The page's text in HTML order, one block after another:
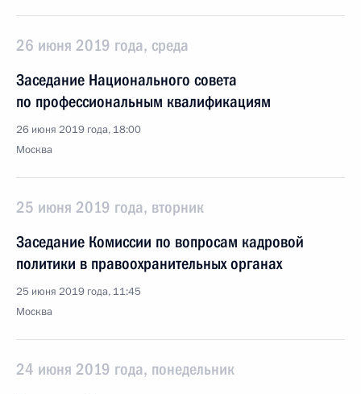
26 июня 2019 года, среда
Заседание Национального совета
по профессиональным квалификациям
26 июня 2019 года, 18:00
Москва
25 июня 2019 года, вторник
Заседание Комиссии по вопросам кадровой
политики в правоохранительных органах
25 июня 2019 года, 11:45
Москва
24 июня 2019 года, понедельник